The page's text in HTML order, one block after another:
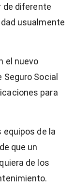
de diferente
usualmente
el nuevo
Social
para
equipos de la
que un
de los